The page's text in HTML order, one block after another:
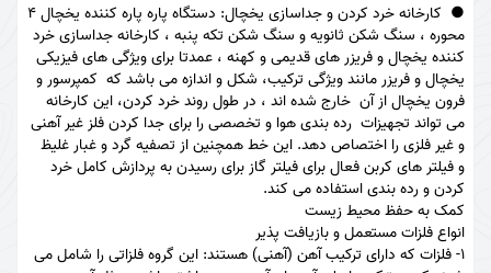
کارخانه خرد کردن و جداسازی یخچال: دستگاه پاره پاره کننده یخچال 4
محوره ، سنگ شکن ثانویه و سنگ شکن تکه پنبه ، کارخانه جداسازی خرد
کننده یخچال و فریزر های قدیمی و کهنه ، عمدتا برای ویژگی های فیزیکی
یخچال و فریزر مانند ویژگی ترکیب، شکل و اندازه می باشد که کمپرسور و
فرون یخچال از آن خارج شده اند ، در طول روند خرد کردن، این کارخانه
می تواند تجهیزات رده بندی هوا و تخصصی را برای جدا کردن فلز غیر آهنی
و غیر فلزی را اختصاص دهد. این خط همچنین از تصفیه گرد و غبار غلیظ
و فیلتر های کربن فعال برای فیلتر گاز برای رسیدن به پردازش کامل خرد
کردن و رده بندی استفاده می کند.
کمک به حفظ محیط زیست
انواع فلزات مستعمل و بازیافت پذیر
۱- فلزات که دارای ترکیب آهن (آهنی) هستند: این گروه فلزاتی را شامل می